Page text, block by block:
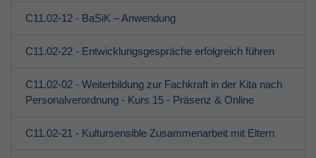
C11.02-12 - BaSiK – Anwendung
C11.02-22 - Entwicklungsgespräche erfolgreich führen
C11.02-02 - Weiterbildung zur Fachkraft in der Kita nach
Personalverordnung - Kurs 15 - Präsenz & Online
C11.02-21 - Kultursensible Zusammenarbeit mit Eltern